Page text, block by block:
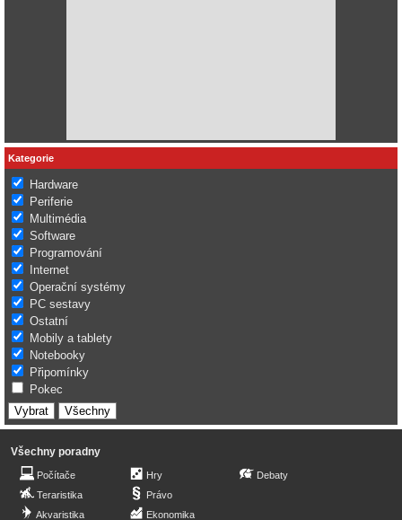
Kategorie
Hardware
Periferie
Multimédia
Software
Programování
Internet
Operační systémy
PC sestavy
Ostatní
Mobily a tablety
Notebooky
Připomínky
Pokec
Všechny poradny
Počítače
Teraristika
Akvaristika
Hry
Právo
Ekonomika
Debaty